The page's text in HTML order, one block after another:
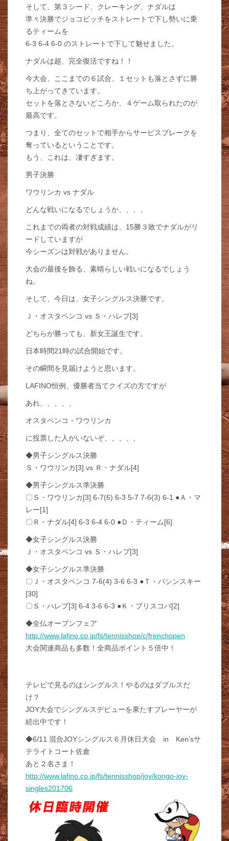
そして、第３シード、クレーキング、ナダルは
準々決勝でジョコビッチをストレートで下し勢いに乗
るティームを
6-3 6-4 6-0 のストレートで下して魅せました。
ナダルは超、完全復活ですね！！
今大会、ここまでの６試合、１セットも落とさずに勝
ち上がってきています。
セットを落とさないどころか、４ゲーム取られたのが
最高です。
つまり、全てのセットで相手からサービスブレークを
奪っているということです。
もう、これは、凄すぎます。
男子決勝
ワウリンカ vs ナダル
どんな戦いになるでしょうか、、、、
これまでの両者の対戦成績は、15勝３敗でナダルがリ
ードしていますが
今シーズンは対戦がありません。
大会の最後を飾る、素晴らしい戦いになるでしょう
ね。
そして、今日は、女子シングルス決勝です。
Ｊ・オスタペンコ vs Ｓ・ハレプ[3]
どちらが勝っても、新女王誕生です。
日本時間21時の試合開始です。
その瞬間を見届けようと思います。
LAFINO恒例、優勝者当てクイズの方ですが
あれ、、、、、
オスタペンコ・ワウリンカ
に投票した人がいないぞ、、、、、
◆男子シングルス決勝
Ｓ・ワウリンカ[3] vs Ｒ・ナダル[4]
◆男子シングルス準決勝
〇Ｓ・ワウリンカ[3] 6-7(6) 6-3 5-7 7-6(3) 6-1 ●Ａ・マ
レー[1]
〇Ｒ・ナダル[4] 6-3 6-4 6-0 ●Ｄ・ティーム[6]
◆女子シングルス決勝
Ｊ・オスタペンコ vs Ｓ・ハレプ[3]
◆女子シングルス準決勝
〇Ｊ・オスタペンコ 7-6(4) 3-6 6-3 ●Ｔ・バシンスキー
[30]
〇Ｓ・ハレプ[3] 6-4 3-6 6-3 ●Ｋ・プリスコバ[2]
◆全仏オープンフェア
http://www.lafino.co.jp/fs/tennisshop/c/frenchopen
大会関連商品も多数！全商品ポイント５倍中！
テレビで見るのはシングルス！やるのはダブルスだ
け？
JOY大会でシングルスデビューを果たすプレーヤーが
続出中です！
◆6/11 混合JOYシングルス６月休日大会 in Ken’sサ
テライトコート佐倉
あと２名さま！
http://www.lafino.co.jp/fs/tennisshop/joy/kongo-joy-
singles201706